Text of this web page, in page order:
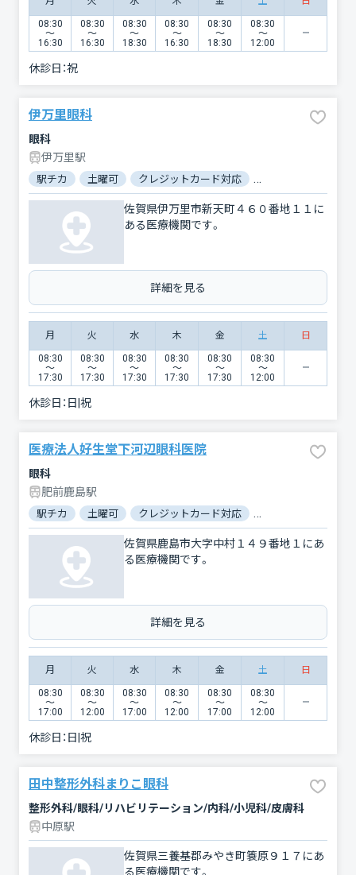
08:30
〜
16:30
08:30
〜
16:30
08:30
〜
18:30
08:30
〜
16:30
08:30
〜
18:30
08:30
〜
12:00
休診日：祝
伊万里眼科
眼科
伊万里駅
駅チカ 土曜可 クレジットカード対応
佐賀県伊万里市新天町４６０番地１１に
ある医療機関です。
詳細を見る
月 火 水 木 金 土 日
08:30
〜
17:30
08:30
〜
17:30
08:30
〜
17:30
08:30
〜
17:30
08:30
〜
17:30
08:30
〜
12:00
休診日： 日|祝
医療法人好生堂下河辺眼科医院
眼科
肥前鹿島駅
駅チカ 土曜可 クレジットカード対応
佐賀県鹿島市大字中村１４９番地１にあ
る医療機関です。
詳細を見る
月 火 水 木 金 土 日
08:30
〜
17:00
08:30
〜
12:00
08:30
〜
17:00
08:30
〜
12:00
08:30
〜
17:00
08:30
〜
12:00
休診日： 日|祝
田中整形外科まりこ眼科
整形外科/眼科/リハビリテーション/内科/小児科/皮膚科
中原駅
佐賀県三養基郡みやき町簑原９１７にあ
る医療機関です。